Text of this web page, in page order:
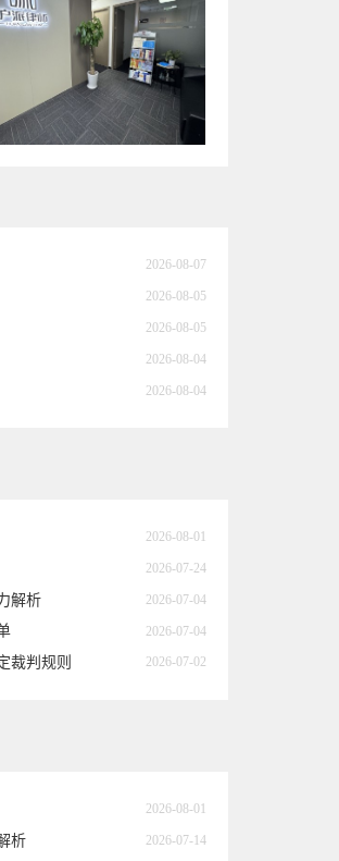
2026-08-07
2026-08-05
2026-08-05
2026-08-04
2026-08-04
2026-08-01
2026-07-24
解析 2026-07-04
2026-07-04
裁判规则 2026-07-02
2026-08-01
析 2026-07-14